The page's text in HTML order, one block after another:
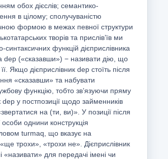
обох дієслів; семантико-
в цілому; сполучуваністю
формою в межах певної структури
творів та прислів’їв ми
синтаксичних функцій дієприслівника
dep («сказавши») − називати дію, що
Якщо дієприслівник dep стоїть після
«сказавши» та набувати
функцію, тобто зв’язуючи пряму
у постпозиції щодо займенників
на (ти, ви)». У позиції після
однини конструкція
turmaq, що вказує на
трохи», «трохи не». Дієприслівник
«називати» для передачі імені чи